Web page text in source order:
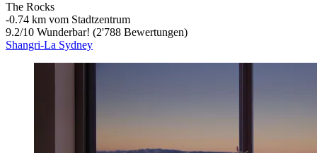
The Rocks
‐0.74 km vom Stadtzentrum
9.2/10 Wunderbar! (2'788 Bewertungen)
Shangri-La Sydney